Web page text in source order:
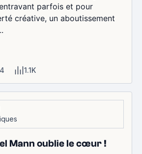
parfois et pour
créative, un aboutissement
4 1.1K
Mann oublie le cœur !